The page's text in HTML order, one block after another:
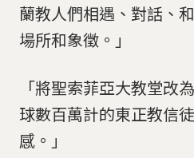
蘭教人們相遇、對話、
場所和象徵。」
「將聖索菲亞大教堂改
球數百萬計的東正教信
感。」